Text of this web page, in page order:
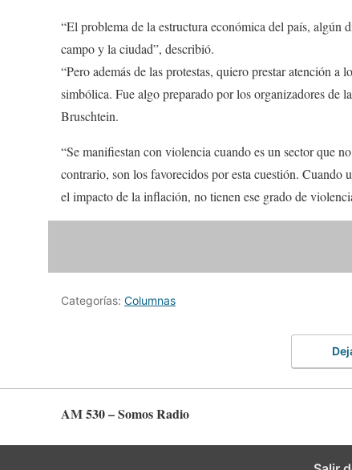
“El problema de la estructura económica del país, algún
campo y la ciudad”, describió.
“Pero además de las protestas, quiero prestar atención
simbólica. Fue algo preparado por los organizadores
Bruschtein.
“Se manifiestan con violencia cuando es un sector que
contrario, son los favorecidos por esta cuestión. Cuando
el impacto de la inflación, no tienen ese grado de
Categorías: Columnas
AM 530 – Somos Radio